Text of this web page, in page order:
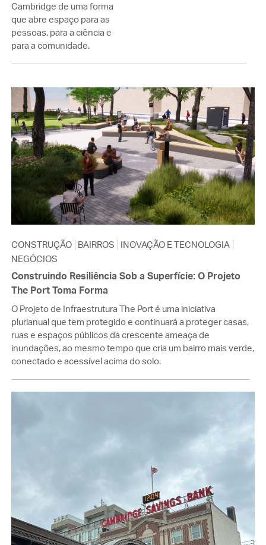
Cambridge de uma forma
que abre espaço para as
pessoas, para a ciência e
para a comunidade.
CONSTRUÇÃO BAIRROS
INOVAÇÃO E TECNOLOGIA
NEGÓCIOS
Construindo Resiliência Sob a Superfície: O Projeto
The Port Toma Forma
O Projeto de Infraestrutura The Port é uma iniciativa
plurianual que tem protegido e continuará a proteger casas,
ruas e espaços públicos da crescente ameaça de
inundações, ao mesmo tempo que cria um bairro mais verde,
conectado e acessível acima do solo.